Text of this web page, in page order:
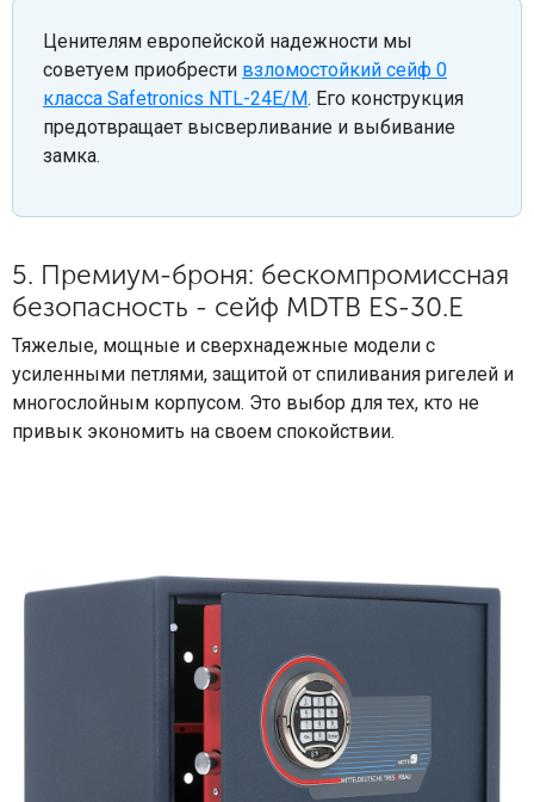
Ценителям европейской надежности мы
советуем приобрести взломостойкий сейф 0
класса Safetronics NTL-24E/M. Его конструкция
предотвращает высверливание и выбивание
замка.
5. Премиум-броня: бескомпромиссная
безопасность - сейф MDTB ES-30.Е
Тяжелые, мощные и сверхнадежные модели с
усиленными петлями, защитой от спиливания ригелей и
многослойным корпусом. Это выбор для тех, кто не
привык экономить на своем спокойствии.